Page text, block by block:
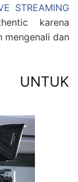
STREAMING
karena
mengenali dan
UNTUK